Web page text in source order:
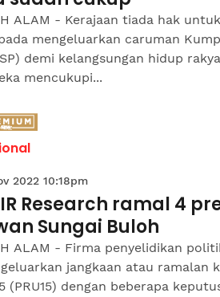
ALAM - Kerajaan tiada hak
mengeluarkan caruman
demi kelangsungan hidup
mencukupi...
2022 10:18pm
Research ramal 4
Sungai Buloh
ALAM - Firma penyelidikan
jangkaan atau ramalan
(PRU15) dengan beberapa